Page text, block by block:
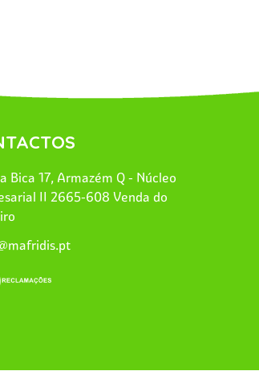
Bica 17, Armazém Q - Núcleo
II 2665-608 Venda do